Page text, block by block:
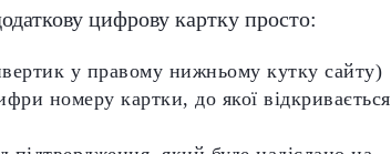
цифрову картку просто:
у правому нижньому кутку сайту)
номеру картки, до якої відкривається